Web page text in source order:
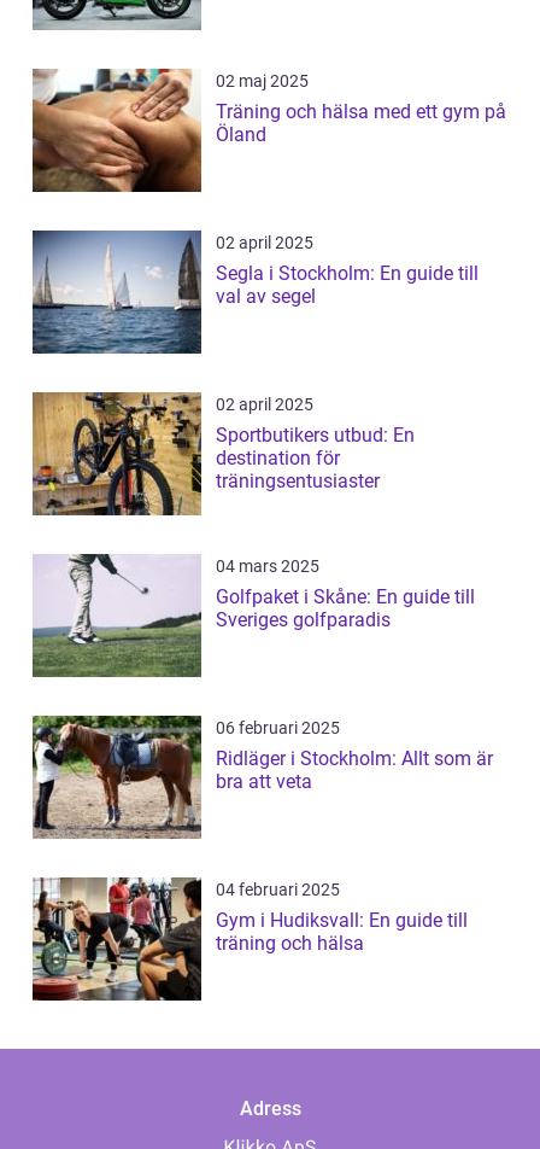
02 maj 2025
Träning och hälsa med ett gym på
Öland
02 april 2025
Segla i Stockholm: En guide till
val av segel
02 april 2025
Sportbutikers utbud: En
destination för
träningsentusiaster
04 mars 2025
Golfpaket i Skåne: En guide till
Sveriges golfparadis
06 februari 2025
Ridläger i Stockholm: Allt som är
bra att veta
04 februari 2025
Gym i Hudiksvall: En guide till
träning och hälsa
Adress